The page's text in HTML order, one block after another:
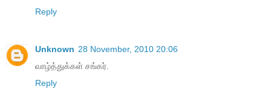
Reply
Unknown 28 November, 2010 20:06
வாழ்த்துக்கள் சங்கர்.
Reply